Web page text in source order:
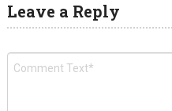
Leave a Reply